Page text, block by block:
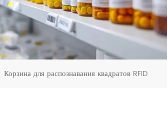
ru
es
ar
Корзина для распознавания квадратов RFID